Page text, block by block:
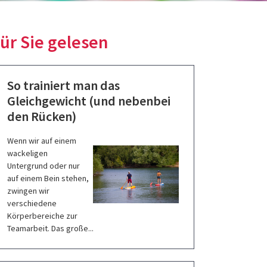
Sie gelesen
So trainiert man das
Gleichgewicht (und nebenbei
den Rücken)
Wenn wir auf einem
wackeligen
Untergrund oder nur
auf einem Bein stehen,
zwingen wir
verschiedene
Körperbereiche zur
Teamarbeit. Das große...